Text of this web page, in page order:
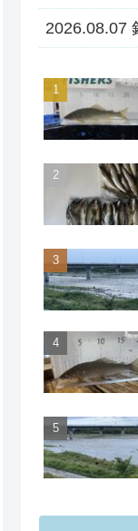
2026.08.07